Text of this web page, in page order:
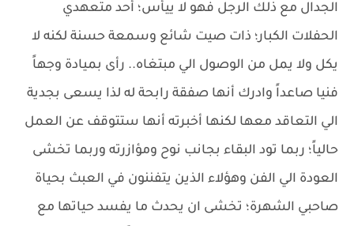
الجدال مع ذلك الرجل فهو لا ييأس؛ أحد متعهدي
الحفلات الكبار؛ ذات صيت شائع وسمعة حسنة لكنه لا
يكل ولا يمل من الوصول الي مبتغاه.. رأى بميادة وجهاً
فنيا صاعداً وادرك أنها صفقة رابحة له لذا يسعى بجدية
الي التعاقد معها لكنها أخبرته أنها ستتوقف عن العمل
حالياً؛ ربما تود البقاء بجانب نوح ومؤازرته وربما تخشى
العودة الي الفن وهؤلاء الذين يتفننون في العبث بحياة
صاحبي الشهرة؛ تخشى ان يحدث ما يفسد حياتها مع